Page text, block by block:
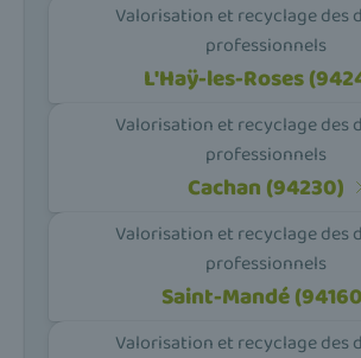
Valorisation et recyclage des
professionnels
L'Haÿ-les-Roses
Valorisation et recyclage des
professionnels
Cachan (94230)
Valorisation et recyclage des
professionnels
Saint-Mandé
Valorisation et recyclage des